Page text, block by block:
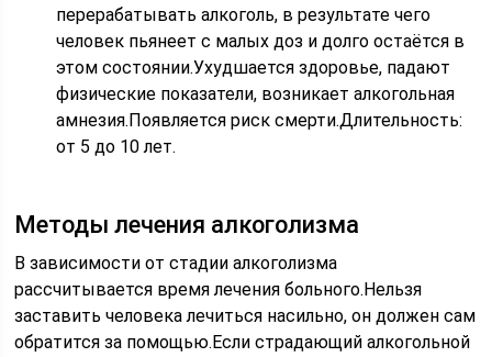
перерабатывать алкоголь, в результате чего
человек пьянеет с малых доз и долго остаётся в
этом состоянии.Ухудшается здоровье, падают
физические показатели, возникает алкогольная
амнезия.Появляется риск смерти.Длительность:
от 5 до 10 лет.
Методы лечения алкоголизма
В зависимости от стадии алкоголизма
рассчитывается время лечения больного.Нельзя
заставить человека лечиться насильно, он должен сам
обратится за помощью.Если страдающий алкогольной